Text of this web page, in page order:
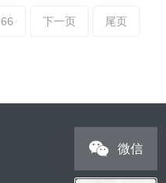
66 下一页 尾页
微信